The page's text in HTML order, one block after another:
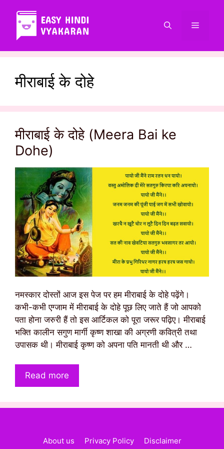
content
Menu
मीराबाई के दोहे
मीराबाई के दोहे (Meera Bai ke
Dohe)
नमस्कार दोस्तों आज इस पेज पर हम मीराबाई के दोहे पढ़ेंगे।
कभी-कभी एग्जाम में मीराबाई के दोहे पूछ लिए जाते हैं जो आपको
पता होना जरुरी हैं तो इस आर्टिकल को पूरा जरूर पढ़िए। मीराबाई
भक्ति कालीन सगुण मार्गी कृष्ण शाखा की अग्रणी कवित्री तथा
उपासक थी। मीराबाई कृष्ण को अपना पति मानती थी और …
Read more
About us Privacy Policy Disclaimer